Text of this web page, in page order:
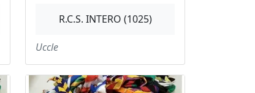
R.C.S. INTERO (1025)
Uccle